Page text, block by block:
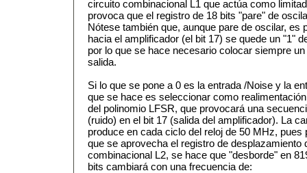
circuito combinacional L1 que actúa como
provoca que el registro de 18 bits "pare" de
Nótese también que, aunque pare de oscilar, es
hacia el amplificador (el bit 17) se quede un "1"
por lo que se hace necesario colocar siempre
salida.
Si lo que se pone a 0 es la entrada /Noise y la
que se hace es seleccionar como
del polinomio LFSR, que provocará una
(ruido) en el bit 17 (salida del amplificador). La
produce en cada ciclo del reloj de 50 MHz,
que se aprovecha el registro de desplazamiento
combinacional L2, se hace que "desborde" en
bits cambiará con una frecuencia de: